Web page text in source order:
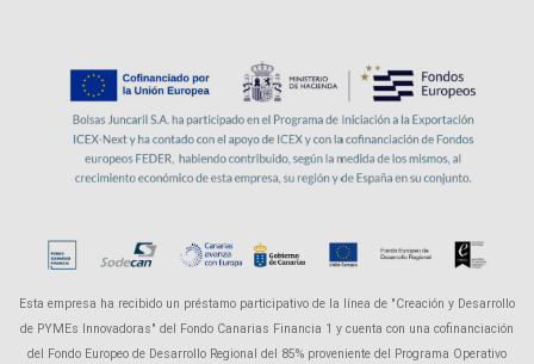
Esta empresa ha recibido un préstamo participativo de la línea de "Creación y Desarrollo
de PYMEs Innovadoras" del Fondo Canarias Financia 1 y cuenta con una cofinanciación
del Fondo Europeo de Desarrollo Regional del 85% proveniente del Programa Operativo